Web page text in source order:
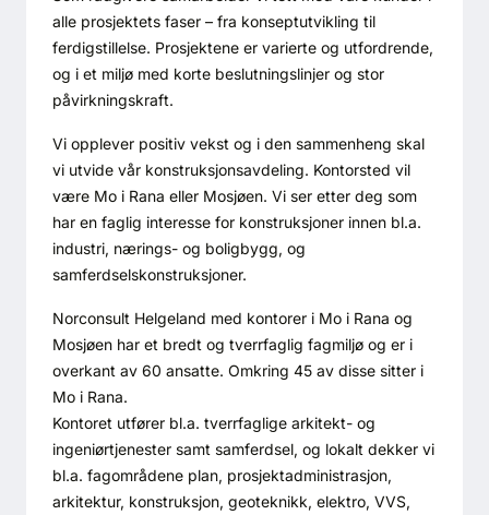
Arkitektur
Bærekraft
Digitalisering
Eiendom
Øvrige
Tips redaksjonen
Annonsering
Abonnere magasin
Abonnement Pluss
alle prosjektets faser – fra konseptutvikling til
ferdigstillelse. Prosjektene er varierte og utfordrende,
og i et miljø med korte beslutningslinjer og stor
påvirkningskraft.
Vi opplever positiv vekst og i den sammenheng skal
vi utvide vår konstruksjonsavdeling. Kontorsted vil
være Mo i Rana eller Mosjøen. Vi ser etter deg som
har en faglig interesse for konstruksjoner innen bl.a.
industri, nærings- og boligbygg, og
samferdselskonstruksjoner.
Norconsult Helgeland med kontorer i Mo i Rana og
Mosjøen har et bredt og tverrfaglig fagmiljø og er i
overkant av 60 ansatte. Omkring 45 av disse sitter i
Mo i Rana.
Kontoret utfører bl.a. tverrfaglige arkitekt- og
ingeniørtjenester samt samferdsel, og lokalt dekker vi
bl.a. fagområdene plan, prosjektadministrasjon,
arkitektur, konstruksjon, geoteknikk, elektro, VVS,